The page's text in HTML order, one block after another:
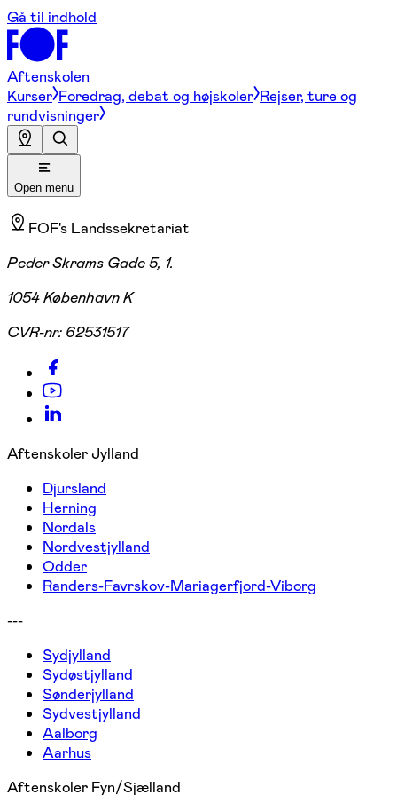
Gå til indhold
Aftenskolen
Kurser Foredrag, debat og højskoler Rejser, ture og
rundvisninger
Open menu
FOF's Landssekretariat
Peder Skrams Gade 5, 1.
1054 København K
CVR-nr: 62531517
Aftenskoler Jylland
Djursland
Herning
Nordals
Nordvestjylland
Odder
Randers-Favrskov-Mariagerfjord-Viborg
---
Sydjylland
Sydøstjylland
Sønderjylland
Sydvestjylland
Aalborg
Aarhus
Aftenskoler Fyn/Sjælland